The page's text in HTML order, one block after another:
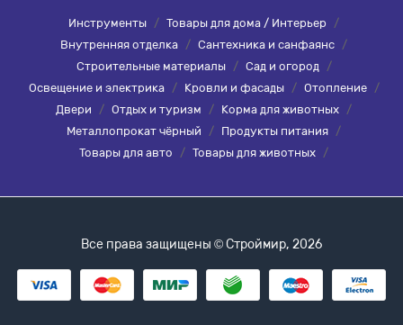
Инструменты / Товары для дома / Интерьер /
Внутренняя отделка / Сантехника и санфаянс /
Строительные материалы
/ Сад и огород
/
Освещение и электрика
/ Кровли и фасады / Отопление
/
Двери
/ Отдых и туризм / Корма для животных /
Металлопрокат чёрный
/ Продукты питания /
Товары для авто
/ Товары для животных /
Все права защищены © Строймир, 2026